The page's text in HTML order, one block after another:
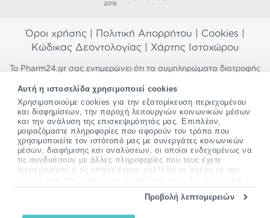
Αυτή η ιστοσελίδα χρησιμοποιεί cookies
Χρησιμοποιούμε cookies για την εξατομίκευση περιεχομένου
και διαφημίσεων, την παροχή λειτουργιών κοινωνικών μέσων
και την ανάλυση της επισκεψιμότητάς μας. Επιπλέον,
μοιραζόμαστε πληροφορίες που αφορούν τον τρόπο που
χρησιμοποιείτε τον ιστότοπό μας με συνεργάτες κοινωνικών
μέσων, διαφήμισης και αναλύσεων, οι οποίοι ενδεχομένως να
τις συνδυάσουν με άλλες πληροφορίες που τους έχετε
παραχωρήσει ή τις οποίες έχουν συλλέξει σε σχέση με την
Προβολή λεπτομερειών
Όροι χρήσης Πολιτική Απορρήτου Cookies
Κώδικας Δεοντολογίας| Χάρτης Ιστοχώρου
Το Pharm24.gr σας ενημερώνει ότι τα συμπληρώματα διατροφής
προορίζονται για την πρόληψη, αγωγή ή θεραπεία ανθρώπινης
νόσου. Συμβουλευτείτε τον γιατρό σας εάν είστε έγκυος,
θηλάζετε, ακολουθείτε παράλληλα φαρμακευτική αγωγή ή
αντιμετωπίζετε προβλήματα υγείας πριν χρησιμοποιήσετε
οποιοδήποτε συμπλήρωμα διατροφής. Προσπαθούμε διαρκώς να
σας παρέχουμε ακριβείς και έγκυρες πληροφορίες. Σε περίπτωση
που έχετε κάποια ερώτηση ή παρατήρηση σχετικά με αυτές,
παρακαλώεπικοινωνήστε μαζί μας.
2012-2026 - All rights Reserved •
Website by